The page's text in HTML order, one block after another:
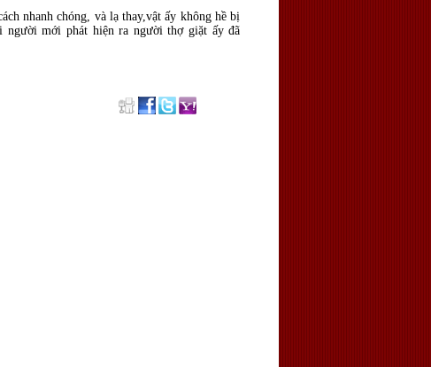
nhanh chóng, và lạ thay,vật ấy không hề bị
người mới phát hiện ra người thợ giặt ấy đã